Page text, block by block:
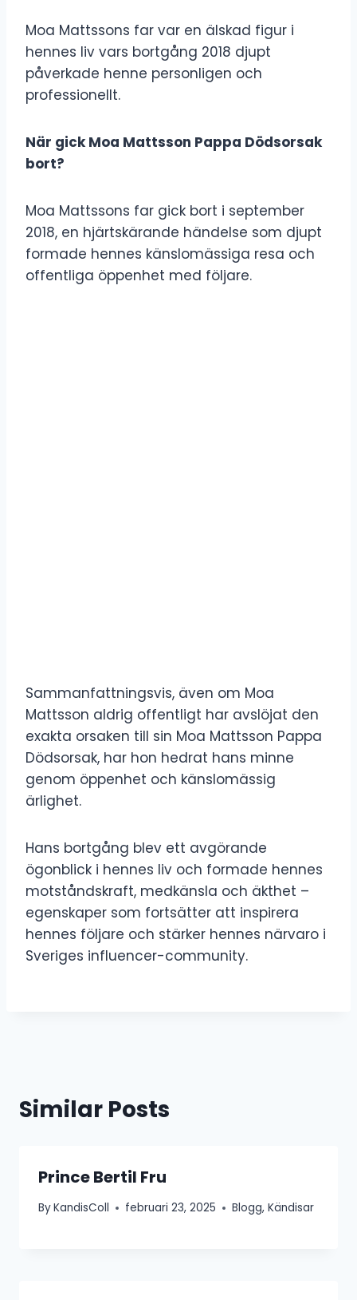
Moa Mattssons far var en älskad figur i
hennes liv vars bortgång 2018 djupt
påverkade henne personligen och
professionellt.
När gick Moa Mattsson Pappa Dödsorsak
bort?
Moa Mattssons far gick bort i september
2018, en hjärtskärande händelse som djupt
formade hennes känslomässiga resa och
offentliga öppenhet med följare.
Sammanfattningsvis, även om Moa
Mattsson aldrig offentligt har avslöjat den
exakta orsaken till sin Moa Mattsson Pappa
Dödsorsak, har hon hedrat hans minne
genom öppenhet och känslomässig
ärlighet.
Hans bortgång blev ett avgörande
ögonblick i hennes liv och formade hennes
motståndskraft, medkänsla och äkthet –
egenskaper som fortsätter att inspirera
hennes följare och stärker hennes närvaro i
Sveriges influencer-community.
Similar Posts
Prince Bertil Fru
ByKandisColl februari 23, 2025 Blogg,Kändisar